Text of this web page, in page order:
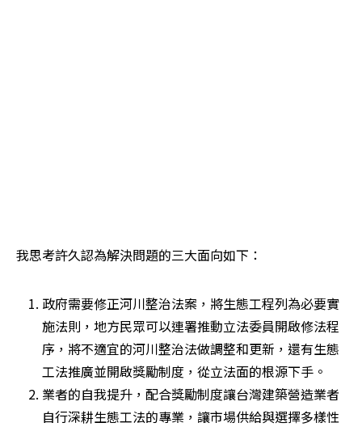
我思考許久認為解決問題的三大面向如下：
政府需要修正河川整治法案，將生態工程列為必要實
施法則，地方民眾可以連署推動立法委員開啟修法程
序，將不適宜的河川整治法做調整和更新，還有生態
工法推廣並開啟獎勵制度，從立法面的根源下手。
業者的自我提升，配合獎勵制度讓台灣建築營造業者
自行深耕生態工法的專業，讓市場供給與選擇多樣性